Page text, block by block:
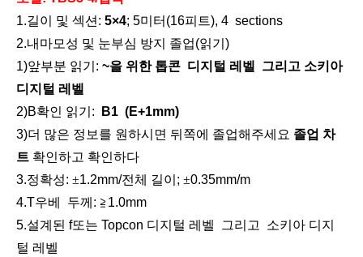
1.길이 및 섹션: 5×4; 5미터(16피트), 4 sections
2.내마모성 및 눈부심 방지 졸업(읽기)
1)앞부분 읽기: ~을 위한 톱콘 디지털 레벨 그리고 소키아
디지털 레벨
2)B확인 읽기: B1 (E+1mm)
3)더 많은 정보를 원하시면 뒤쪽에 졸업해주세요 졸업 차
트 확인하고 확인하다
3.정확성: ±1.2mm/전체 길이; ±0.35mm/m
4.T우베 두께: ≧1.0mm
5.설계된 f또는 Topcon 디지털 레벨 그리고 소키아 디지
털 레벨